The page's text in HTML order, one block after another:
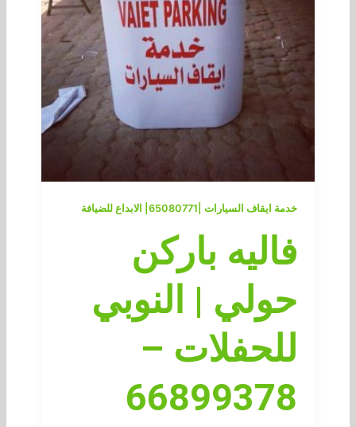
خدمة ايقاف السيارات |65080771| الابداع للضيافة
فاليه باركن
حولي | النوبي
للحفلات –
66899378